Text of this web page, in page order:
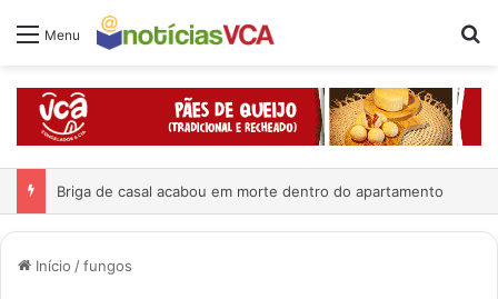
Menu
Briga de casal acabou em morte dentro do apartamento
Início /fungos